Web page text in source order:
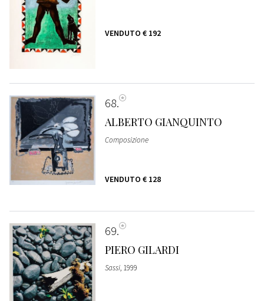
VENDUTO € 192
68
ALBERTO GIANQUINTO
Composizione
VENDUTO € 128
69
PIERO GILARDI
Sassi, 1999